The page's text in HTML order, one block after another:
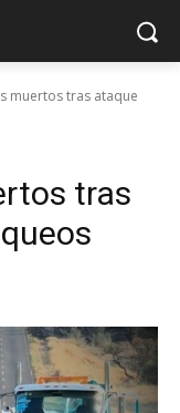
muertos tras ataque
tras